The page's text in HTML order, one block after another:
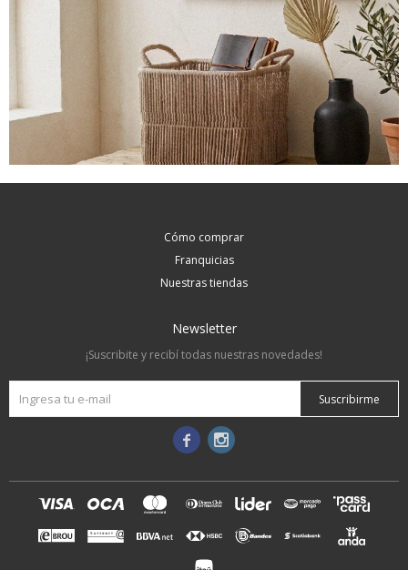
Cómo comprar
Franquicias
Nuestras tiendas
Newsletter
¡Suscribite y recibí todas nuestras novedades!
Suscribirme
 